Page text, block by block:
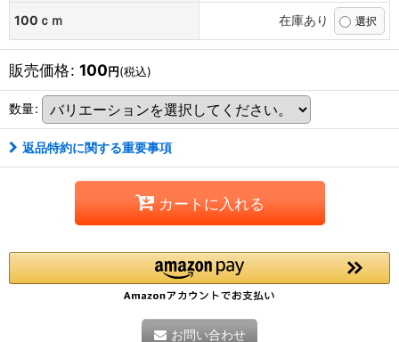
100ｃｍ 在庫あり
販売価格: 100円(税込)
数量:
返品特約に関する重要事項
カートに入れる
お問い合わせ